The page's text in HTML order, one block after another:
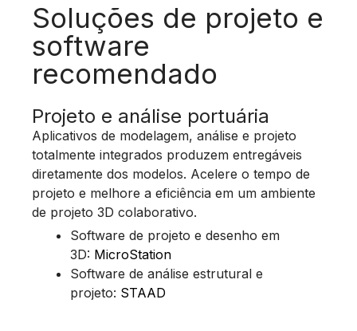
Soluções de projeto e
software
recomendado
Projeto e análise portuária
Aplicativos de modelagem, análise e projeto
totalmente integrados produzem entregáveis
diretamente dos modelos. Acelere o tempo de
projeto e melhore a eficiência em um ambiente
de projeto 3D colaborativo.
Software de projeto e desenho em
3D: MicroStation
Software de análise estrutural e
projeto: STAAD